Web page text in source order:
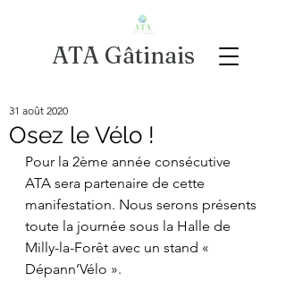
ATA Gâtinais
Osez le Vélo !
31 août 2020
Pour la 2ème année consécutive
ATA sera partenaire de cette
manifestation. Nous serons présents
toute la journée sous la Halle de
Milly-la-Forêt avec un stand «
Dépann’Vélo ».